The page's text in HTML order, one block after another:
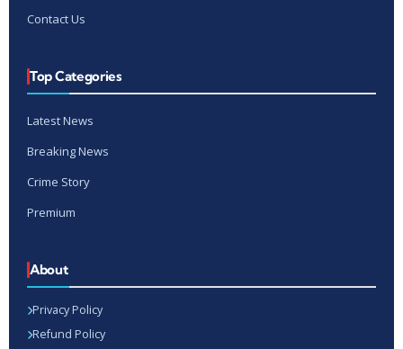
Contact Us
Top Categories
Latest News
Breaking News
Crime Story
Premium
About
Privacy Policy
Refund Policy